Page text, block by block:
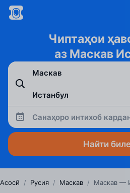
Чиптаҳои
аз Маскав
Санаҳоро интихоб
Найти
Асосӣ / Русия / Маскав / Маскав —